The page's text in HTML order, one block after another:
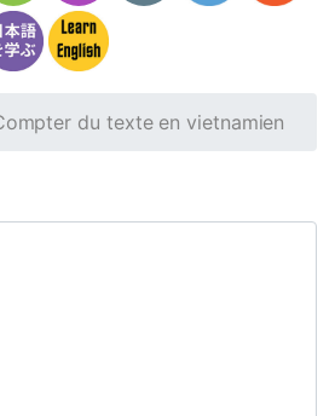
du texte en vietnamien